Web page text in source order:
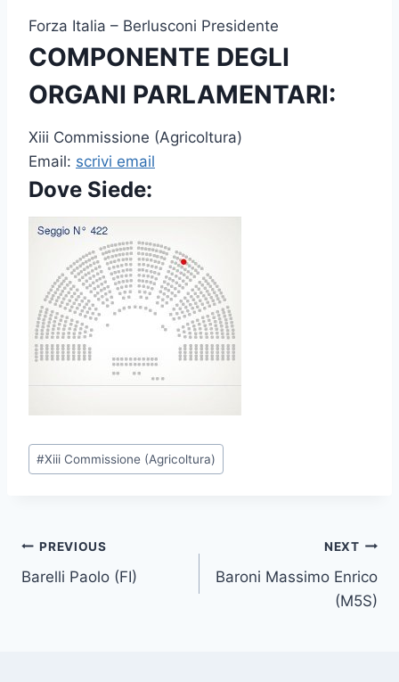
Forza Italia – Berlusconi Presidente
COMPONENTE DEGLI
ORGANI PARLAMENTARI:
Xiii Commissione (Agricoltura)
Email: scrivi email
Dove Siede:
P
o
T
a
#Xiii Commissione (Agricoltura)
Post
navigation
PREVIOUS
Barelli Paolo (FI)
NEXT
Baroni Massimo Enrico
(M5S)